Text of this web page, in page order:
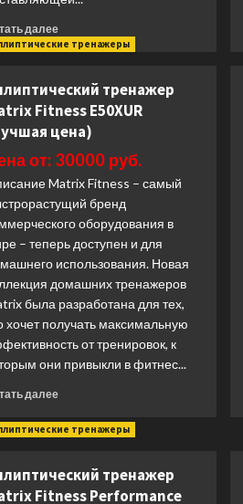
далееПрочитать
больше
тренажер
Spirit
Fitness
(Лучшая
цена)
тренажеры
тренажер
Fitness E50XUR
цена)
от: 30000 руб.
Matrix Fitness – самый
бренд
оборудования в
– теперь доступен и для
использования. Новая
домашних тренажеров
была разработана для тех,
хочет получать максимальную
от тренировок, к
они привыкли в фитнес...
далееПрочитать
о
Matrix
Fitness
тренажеры
тренажер
Fitness Performance